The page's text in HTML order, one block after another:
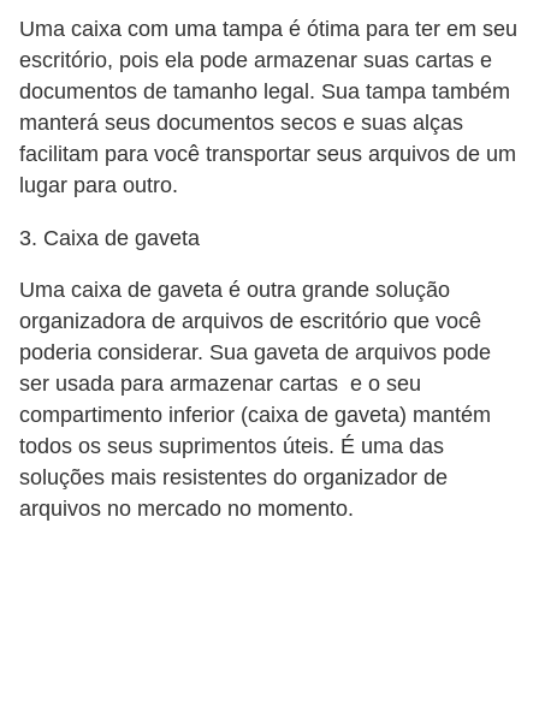
Uma caixa com uma tampa é ótima para ter em seu
escritório, pois ela pode armazenar suas cartas e
documentos de tamanho legal. Sua tampa também
manterá seus documentos secos e suas alças
facilitam para você transportar seus arquivos de um
lugar para outro.
3. Caixa de gaveta
Uma caixa de gaveta é outra grande solução
organizadora de arquivos de escritório que você
poderia considerar. Sua gaveta de arquivos pode
ser usada para armazenar cartas e o seu
compartimento inferior (caixa de gaveta) mantém
todos os seus suprimentos úteis. É uma das
soluções mais resistentes do organizador de
arquivos no mercado no momento.
E
l
e
t
r
ô
i
c
a
F
u
t
e